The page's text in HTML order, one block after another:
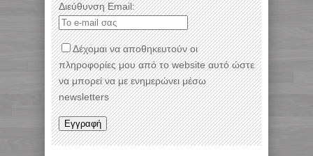
Διεύθυνση Email:
Δέχομαι να αποθηκευτούν οι
πληροφορίες μου από το website αυτό ώστε
να μπορεί να με ενημερώνει μέσω
newsletters